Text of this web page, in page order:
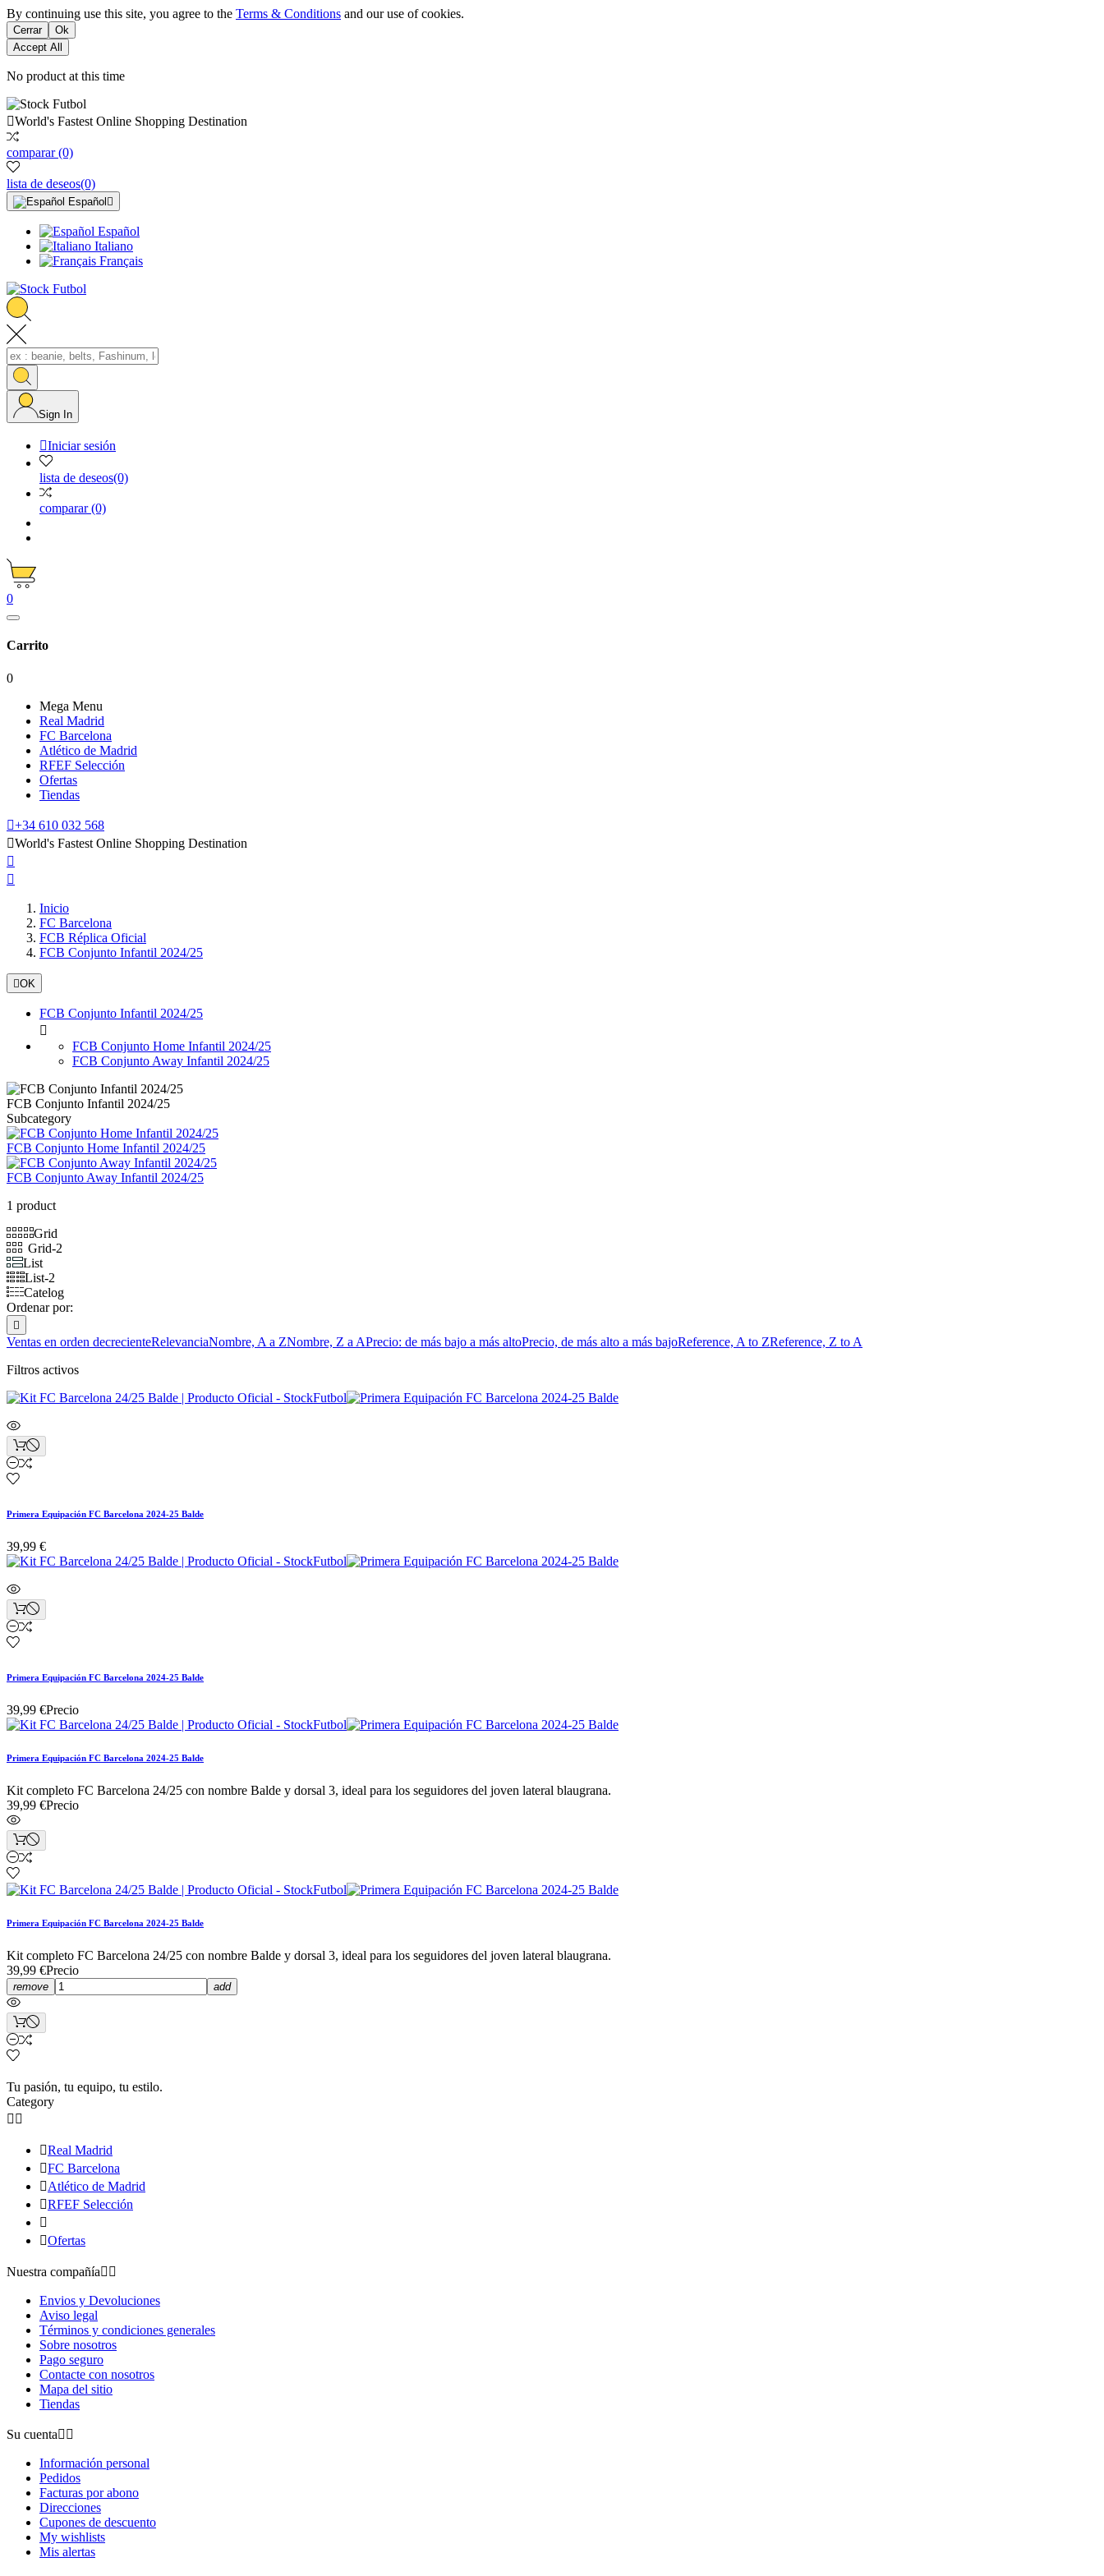
By continuing use this site, you agree to the Terms & Conditions and our use of cookies.
Cerrar
Ok
Accept All
No product at this time
World's Fastest Online Shopping Destination
comparar(0)
lista de deseos(0)
Español 
Español
Italiano
Français
Sign In
Iniciar sesión
lista de deseos(0)
comparar(0)
0
Carrito
0
Mega Menu
Real Madrid
FC Barcelona
Atlético de Madrid
RFEF Selección
Ofertas
Tiendas
+34 610 032 568
World's Fastest Online Shopping Destination


Inicio
FC Barcelona
FCB Réplica Oficial
FCB Conjunto Infantil 2024/25
OK
FCB Conjunto Infantil 2024/25

FCB Conjunto Home Infantil 2024/25
FCB Conjunto Away Infantil 2024/25
FCB Conjunto Infantil 2024/25
Subcategory
FCB Conjunto Home Infantil 2024/25
FCB Conjunto Away Infantil 2024/25
1 product
Grid
Grid-2
List
List-2
Catelog
Ordenar por:

Ventas en orden decrecienteRelevanciaNombre, A a ZNombre, Z a APrecio: de más bajo a más altoPrecio, de más alto a más bajoReference, A to ZReference, Z to A
Filtros activos
Primera Equipación FC Barcelona 2024-25 Balde
39,99 €
Primera Equipación FC Barcelona 2024-25 Balde
39,99 €Precio
Primera Equipación FC Barcelona 2024-25 Balde
Kit completo FC Barcelona 24/25 con nombre Balde y dorsal 3, ideal para los seguidores del joven lateral blaugrana.
39,99 €Precio
Primera Equipación FC Barcelona 2024-25 Balde
Kit completo FC Barcelona 24/25 con nombre Balde y dorsal 3, ideal para los seguidores del joven lateral blaugrana.
39,99 €Precio
remove add
Tu pasión, tu equipo, tu estilo.
Category
 
Real Madrid
FC Barcelona
Atlético de Madrid
RFEF Selección

Ofertas
Nuestra compañía 
Envios y Devoluciones
Aviso legal
Términos y condiciones generales
Sobre nosotros
Pago seguro
Contacte con nosotros
Mapa del sitio
Tiendas
Su cuenta 
Información personal
Pedidos
Facturas por abono
Direcciones
Cupones de descuento
My wishlists
Mis alertas